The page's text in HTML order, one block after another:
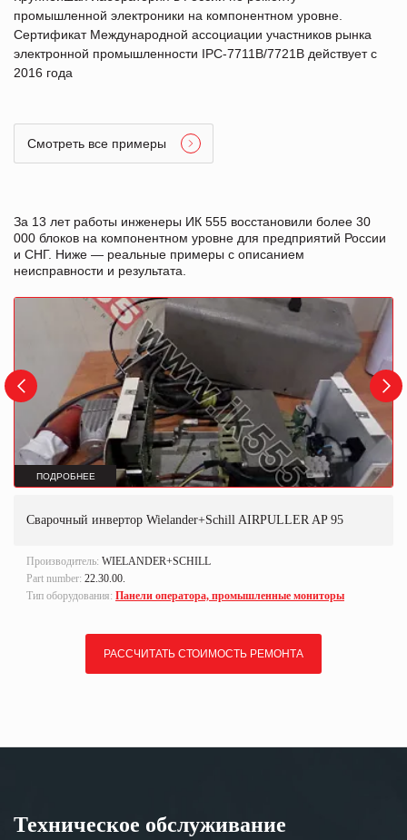
промышленной электроники на компонентном уровне.
Сертификат Международной ассоциации участников рынка
электронной промышленности IPC-7711B/7721B действует с
2016 года
Смотреть все примеры
За 13 лет работы инженеры ИК 555 восстановили более 30
000 блоков на компонентном уровне для предприятий России
и СНГ. Ниже — реальные примеры с описанием
неисправности и результата.
ПОДРОБНЕЕ
Сварочный инвертор Wielander+Schill AIRPULLER AP 95
Производитель: WIELANDER+SCHILL
Part number: 22.30.00.
Тип оборудования: Панели оператора, промышленные мониторы
РАССЧИТАТЬ СТОИМОСТЬ РЕМОНТА
Техническое обслуживание